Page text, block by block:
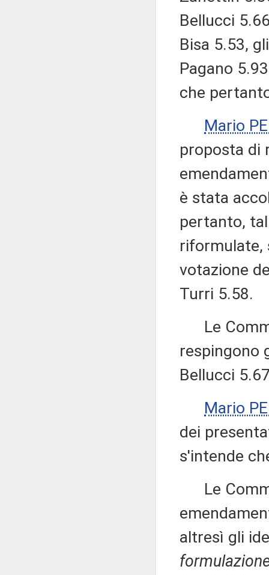
Bellucci
Bisa 5.53,
Pagano
che
Mario
proposta di
è stata
pertanto,
riformulate,
votazione
Turri 5.58.
Le
respingono
Bellucci
Mario
dei
s'intende
Le
altresì gli